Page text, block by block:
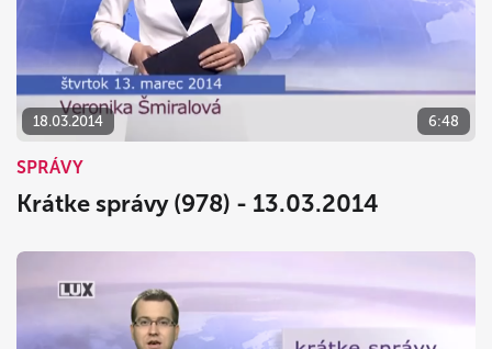
18.03.2014 6:48
SPRÁVY
Krátke správy (978) - 13.03.2014